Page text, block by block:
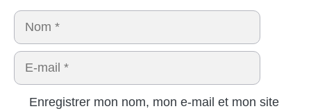
Nom
E-
mail
Enregistrer mon nom, mon e-mail et mon site